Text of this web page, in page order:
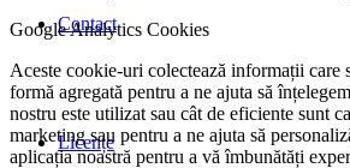
Contact
Licențe
Google Analytics Cookies
Aceste cookie-uri colectează informații care
formă agregată pentru a ne ajuta să
nostru este utilizat sau cât de eficiente sunt
marketing sau pentru a ne ajuta să
aplicația noastră pentru a vă îmbunătăți